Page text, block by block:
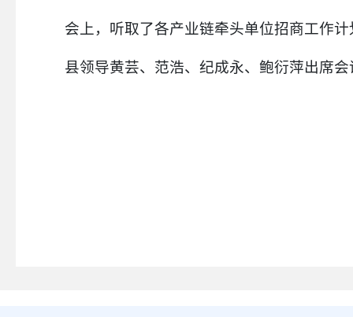
会上，听取了各产业链牵头单位招商工作
县领导黄芸、范浩、纪成永、鲍衍萍出席会